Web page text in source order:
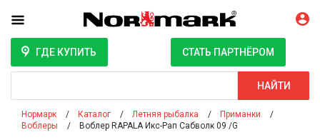
ГДЕ КУПИТЬ СТАТЬ ПАРТНЁРОМ
НАЙТИ
Нормарк Каталог Летняя рыбалка
Приманки
Воблеры
Воблер RAPALA Икс-Рап Сабволк 09 /G